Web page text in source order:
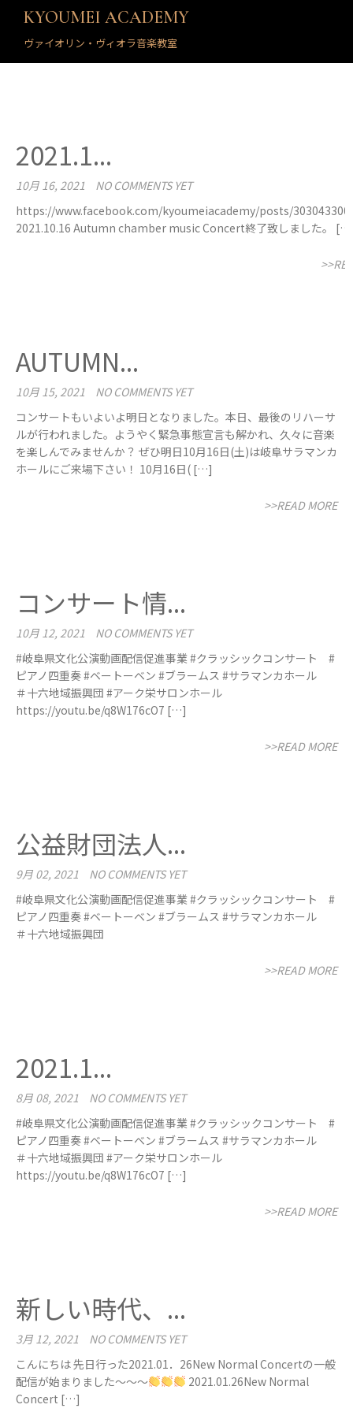
KYOUMEI ACADEMY
ヴァイオリン・ヴィオラ音楽教室
2021.1...
10月 16, 2021
NO COMMENTS YET
https://www.facebook.com/kyoumeiacademy/posts/
2021.10.16 Autumn chamber music Concert終了致しました。
AUTUMN...
10月 15, 2021
NO COMMENTS YET
コンサートもいよいよ明日となりました。本日、最後のリハーサ
ルが行われました。ようやく緊急事態宣言も解かれ、久々に音楽
を楽しんでみませんか？ ぜひ明日10月16日(土)は岐阜サラマンカ
ホールにご来場下さい！ 10月16日( […]
>>READ MORE
コンサート情...
10月 12, 2021
NO COMMENTS YET
#岐阜県文化公演動画配信促進事業 #クラッシックコンサート #
ピアノ四重奏 #ベートーベン #ブラームス #サラマンカホール
＃十六地域振興団 #アーク栄サロンホール
https://youtu.be/q8W176cO7 […]
>>READ MORE
公益財団法人...
9月 02, 2021
NO COMMENTS YET
#岐阜県文化公演動画配信促進事業 #クラッシックコンサート #
ピアノ四重奏 #ベートーベン #ブラームス #サラマンカホール
＃十六地域振興団
>>READ MORE
2021.1...
8月 08, 2021
NO COMMENTS YET
#岐阜県文化公演動画配信促進事業 #クラッシックコンサート #
ピアノ四重奏 #ベートーベン #ブラームス #サラマンカホール
＃十六地域振興団 #アーク栄サロンホール
https://youtu.be/q8W176cO7 […]
>>READ MORE
新しい時代、...
3月 12, 2021
NO COMMENTS YET
こんにちは 先日行った2021.01．26New Normal Concertの一般
配信が始まりました～～～
2021.01.26New Normal
Concert […]